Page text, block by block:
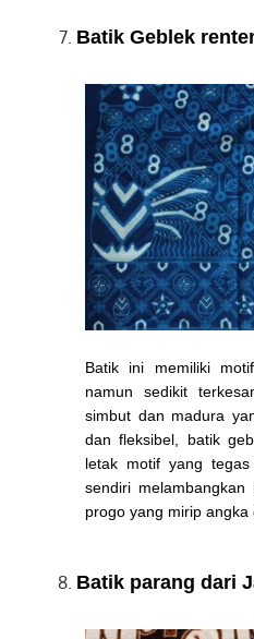
Batik Geblek
Batik ini memiliki
namun sedikit
simbut dan madura
dan fleksibel, batik
letak motif yang
sendiri
progo yang mirip angka
Batik parang dari